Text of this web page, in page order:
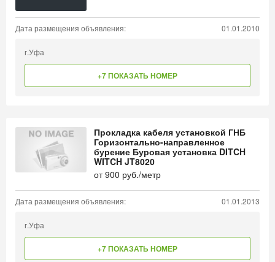
Дата размещения объявления: 01.01.2010
г.Уфа
+7 ПОКАЗАТЬ НОМЕР
Прокладка кабеля установкой ГНБ
Горизонтально-направленное
бурение Буровая установка DITCH
WITCH JT8020
от900 руб./метр
Дата размещения объявления: 01.01.2013
г.Уфа
+7 ПОКАЗАТЬ НОМЕР